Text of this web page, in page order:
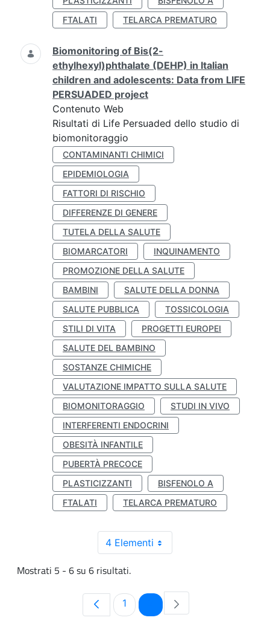
FTALATI
TELARCA PREMATURO
Biomonitoring of Bis(2-
ethylhexyl)phthalate (DEHP) in Italian
children and adolescents: Data from LIFE
PERSUADED project
Contenuto Web
Risultati di Life Persuaded dello studio di
biomonitoraggio
CONTAMINANTI CHIMICI
EPIDEMIOLOGIA
FATTORI DI RISCHIO
DIFFERENZE DI GENERE
TUTELA DELLA SALUTE
BIOMARCATORI
INQUINAMENTO
PROMOZIONE DELLA SALUTE
BAMBINI
SALUTE DELLA DONNA
SALUTE PUBBLICA
TOSSICOLOGIA
STILI DI VITA
PROGETTI EUROPEI
SALUTE DEL BAMBINO
SOSTANZE CHIMICHE
VALUTAZIONE IMPATTO SULLA SALUTE
BIOMONITORAGGIO
STUDI IN VIVO
INTERFERENTI ENDOCRINI
OBESITÀ INFANTILE
PUBERTÀ PRECOCE
PLASTICIZZANTI
BISFENOLO A
FTALATI
TELARCA PREMATURO
4 Elementi
Mostrati 5 - 6 su 6 risultati.
Pagina
1 Pagina